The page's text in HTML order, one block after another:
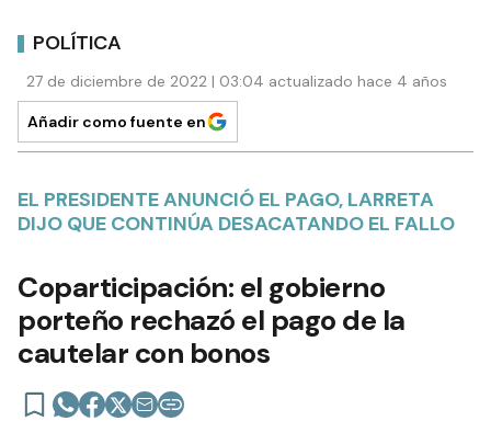
POLÍTICA
27 de diciembre de 2022 | 03:04 actualizado hace 4 años
Añadir como fuente en
EL PRESIDENTE ANUNCIÓ EL PAGO, LARRETA
DIJO QUE CONTINÚA DESACATANDO EL FALLO
Coparticipación: el gobierno
porteño rechazó el pago de la
cautelar con bonos